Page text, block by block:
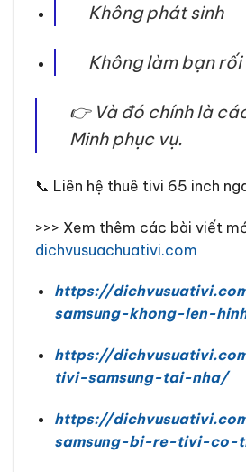
Không phát sinh
Không làm bạn rối
👉 Và đó chính là
Minh phục vụ.
📞 Liên hệ thuê tivi 65 inch
>>> Xem thêm các bài viết
dichvusuachuativi.com
https://
samsung-khong-len-
https://
tivi-samsung-tai-nha/
https://
samsung-bi-re-tivi-co-